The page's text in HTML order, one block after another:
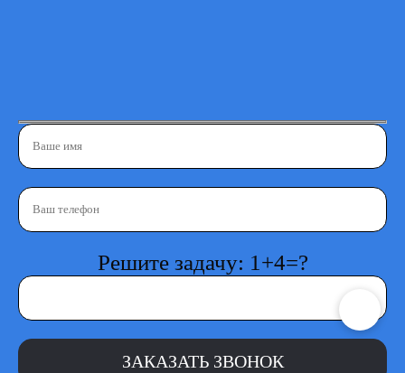
Решите задачу: 1+4=?